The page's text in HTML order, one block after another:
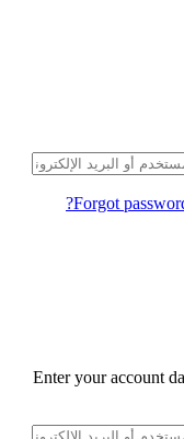
Forgot
Enter your account